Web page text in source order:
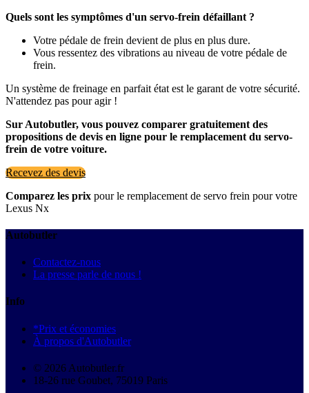
Quels sont les symptômes d'un servo-frein défaillant ?
Votre pédale de frein devient de plus en plus dure.
Vous ressentez des vibrations au niveau de votre pédale de
frein.
Un système de freinage en parfait état est le garant de votre sécurité.
N'attendez pas pour agir !
Sur Autobutler, vous pouvez comparer gratuitement des
propositions de devis en ligne pour le remplacement du servo-
frein de votre voiture.
Recevez des devis
Comparez les prix pour le remplacement de servo frein pour votre
Lexus Nx
Autobutler
Contactez-nous
La presse parle de nous !
Info
*Prix et économies
À propos d'Autobutler
© 2026 Autobutler.fr
18-26 rue Goubet, 75019 Paris